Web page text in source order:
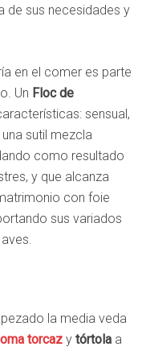
de sus necesidades y
en el comer es parte
Un Floc de
sensual,
sutil mezcla
como resultado
y que alcanza
con foie
sus variados
la media veda
torcaz y tórtola a